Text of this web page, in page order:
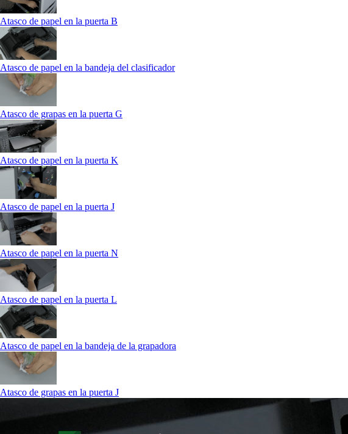
Atasco de papel en la puerta B
Atasco de papel en la bandeja del clasificador
Atasco de grapas en la puerta G
Atasco de papel en la puerta K
Atasco de papel en la puerta J
Atasco de papel en la puerta N
Atasco de papel en la puerta L
Atasco de papel en la bandeja de la grapadora
Atasco de grapas en la puerta J